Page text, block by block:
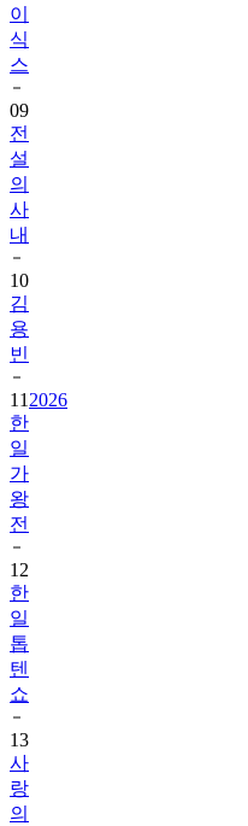
이
식
스
09
전
설
의
사
내
10
김
용
빈
11 2026
한
일
가
왕
전
12
한
일
톱
텐
쇼
13
사
랑
의